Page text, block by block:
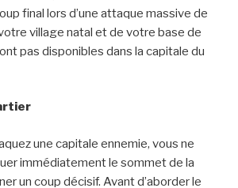
final lors d’une attaque massive de
village natal et de votre base de
pas disponibles dans la capitale du
une capitale ennemie, vous ne
immédiatement le sommet de la
un coup décisif. Avant d’aborder le